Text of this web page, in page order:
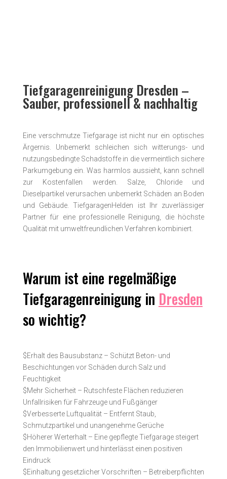
Tiefgaragenreinigung Dresden –
Sauber, professionell & nachhaltig
Eine verschmutze Tiefgarage ist nicht nur ein optisches
Ärgernis. Unbemerkt schleichen sich witterungs- und
nutzungs­bedingte Schadstoffe in die vermeintlich sichere
Parkumgebung ein. Was harmlos aussieht, kann schnell
zur Kostenfallen werden. Salze, Chloride und
Dieselpartikel verursachen unbemerkt Schäden an Boden
und Gebäude. TiefgaragenHelden ist Ihr zuverlässiger
Partner für eine professionelle Reinigung, die höchste
Qualität mit umwelt­freundlichen Verfahren kombiniert.
Warum ist eine regelmäßige
Tiefgaragenreinigung in Dresden
so wichtig?
$Erhalt des Bausubstanz – Schützt Beton- und
Beschichtungen vor Schäden durch Salz und
Feuchtigkeit
$Mehr Sicherheit – Rutschfeste Flächen reduzieren
Unfallrisiken für Fahrzeuge und Fußgänger
$Verbesserte Luftqualität – Entfernt Staub,
Schmutzpartikel und unangenehme Gerüche
$Höherer Werterhalt – Eine gepflegte Tiefgarage steigert
den Immobilienwert und hinterlässt einen positiven
Eindruck
$Einhaltung gesetzlicher Vorschriften – Betreiberpflichten